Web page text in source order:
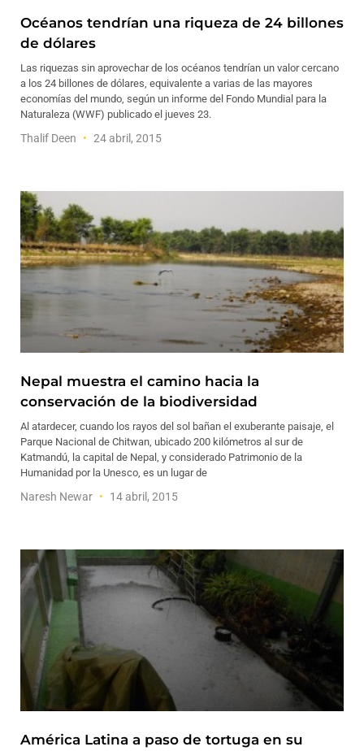
Océanos tendrían una riqueza de 24 billones
de dólares
Las riquezas sin aprovechar de los océanos tendrían un valor cercano
a los 24 billones de dólares, equivalente a varias de las mayores
economías del mundo, según un informe del Fondo Mundial para la
Naturaleza (WWF) publicado el jueves 23.
Thalif Deen 24 abril, 2015
Nepal muestra el camino hacia la
conservación de la biodiversidad
Al atardecer, cuando los rayos del sol bañan el exuberante paisaje, el
Parque Nacional de Chitwan, ubicado 200 kilómetros al sur de
Katmandú, la capital de Nepal, y considerado Patrimonio de la
Humanidad por la Unesco, es un lugar de
Naresh Newar 14 abril, 2015
América Latina a paso de tortuga en su